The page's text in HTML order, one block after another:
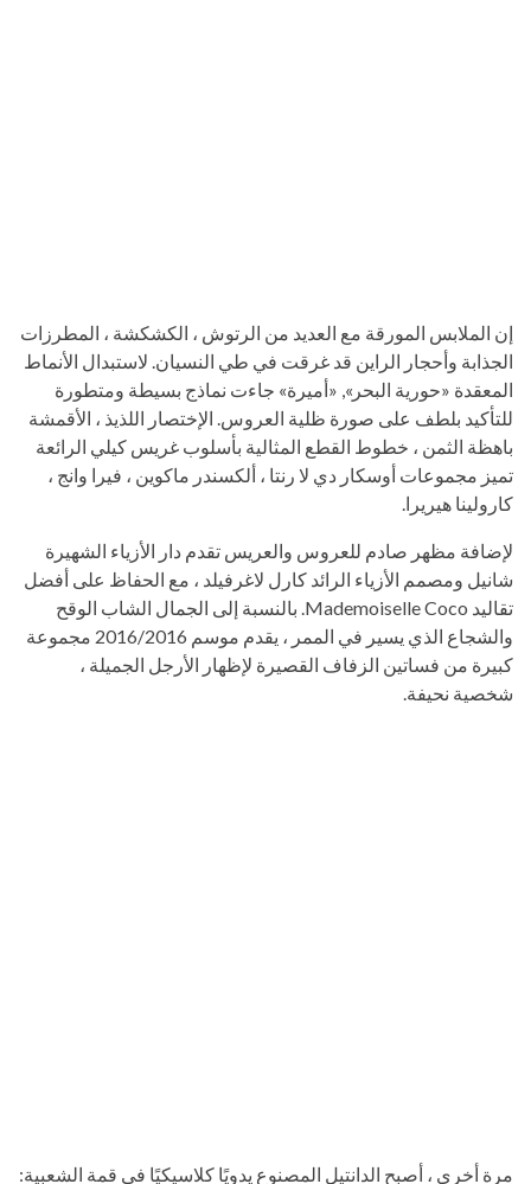
إن الملابس المورقة مع العديد من الرتوش ، الكشكشة ، المطرزات
الجذابة وأحجار الراين قد غرقت في طي النسيان. لاستبدال الأنماط
المعقدة «حورية البحر», «أميرة» جاءت نماذج بسيطة ومتطورة
للتأكيد بلطف على صورة ظلية العروس. الإختصار اللذيذ ، الأقمشة
باهظة الثمن ، خطوط القطع المثالية بأسلوب غريس كيلي الرائعة
تميز مجموعات أوسكار دي لا رنتا ، ألكسندر ماكوين ، فيرا وانج ،
كارولينا هيريرا.
لإضافة مظهر صادم للعروس والعريس تقدم دار الأزياء الشهيرة
شانيل ومصمم الأزياء الرائد كارل لاغرفيلد ، مع الحفاظ على أفضل
تقاليد Mademoiselle Coco. بالنسبة إلى الجمال الشاب الوقح
والشجاع الذي يسير في الممر ، يقدم موسم 2016/2016 مجموعة
كبيرة من فساتين الزفاف القصيرة لإظهار الأرجل الجميلة ،
شخصية نحيفة.
مرة أخرى ، أصبح الدانتيل المصنوع يدويًا كلاسيكيًا في قمة الشعبية: